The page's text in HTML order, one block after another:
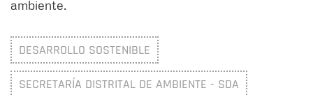
ambiente.
DESARROLLO SOSTENIBLE
SECRETARÍA DISTRITAL DE AMBIENTE - SDA